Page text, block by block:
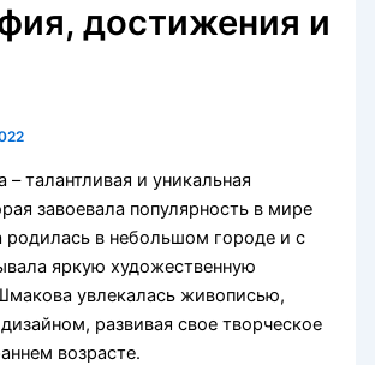
достижения и
талантливая и уникальная
завоевала популярность в мире
родилась в небольшом городе и с
яркую художественную
увлекалась живописью,
развивая свое творческое
возрасте.